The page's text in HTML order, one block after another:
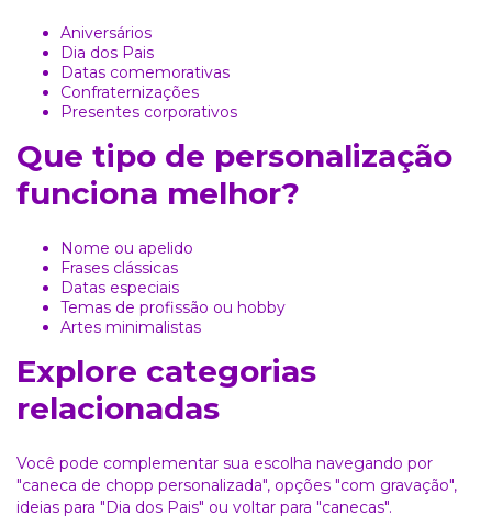
Aniversários
Dia dos Pais
Datas comemorativas
Confraternizações
Presentes corporativos
Que tipo de personalização
funciona melhor?
Nome ou apelido
Frases clássicas
Datas especiais
Temas de profissão ou hobby
Artes minimalistas
Explore categorias
relacionadas
Você pode complementar sua escolha navegando por
"caneca de chopp personalizada", opções "com gravação",
ideias para "Dia dos Pais" ou voltar para "canecas".